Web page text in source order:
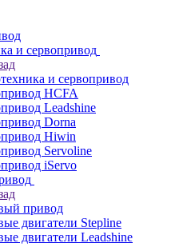
и сервопривод
и сервопривод
HCFA
Leadshine
Dorna
Hiwin
Servoline
iServo
привод
двигатели Stepline
двигатели Leadshine